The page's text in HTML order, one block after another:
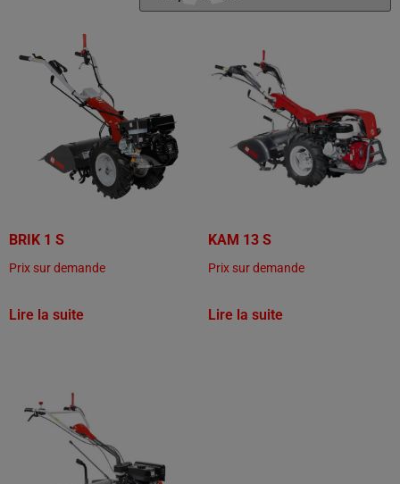
BRIK 1 S
Prix sur demande
Lire la suite
KAM 13 S
Prix sur demande
Lire la suite